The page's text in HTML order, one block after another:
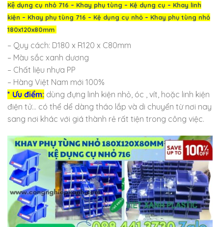
Kệ dụng cụ nhỏ 716 – Khay phụ tùng – Kệ dụng cụ – Khay linh
kiện – Khay phụ tùng 716 – Kệ dụng cụ nhỏ – Khay phụ tùng nhỏ
180x120x80mm
– Quy cách: D180 x R120 x C80mm
– Màu sắc xanh dương
– Chất liệu nhựa PP
– Hàng Việt Nam mới 100%
* Ưu điểm: dùng đựng linh kiện nhỏ, óc , vít, hoặc linh kiện
điện tử… có thể dể dàng tháo lắp và di chuyển từ nơi nay
sang nơi khác với giá thành rẻ rất tiện trong công việc.